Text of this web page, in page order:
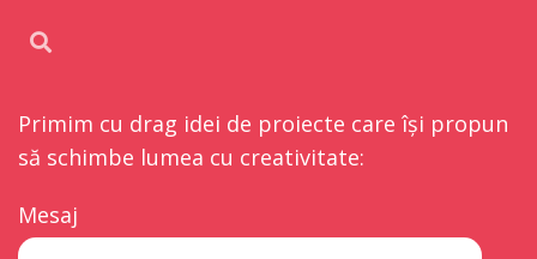
Primim cu drag idei de proiecte care își propun
să schimbe lumea cu creativitate:
Mesaj